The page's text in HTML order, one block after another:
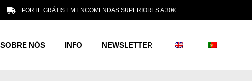
PORTE GRÁTIS EM ENCOMENDAS SUPERIORES A 30€
SOBRE NÓS INFO NEWSLETTER